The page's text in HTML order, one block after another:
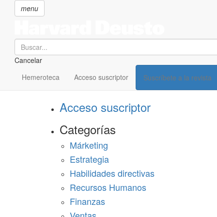
menu
Search
Cancelar
Hemeroteca Acceso suscriptor Suscríbete a la revista
SECCIONES
Suscríbete a Harvard Deusto
Acceso suscriptor
Categorías
Márketing
Estrategia
Habilidades directivas
Recursos Humanos
Finanzas